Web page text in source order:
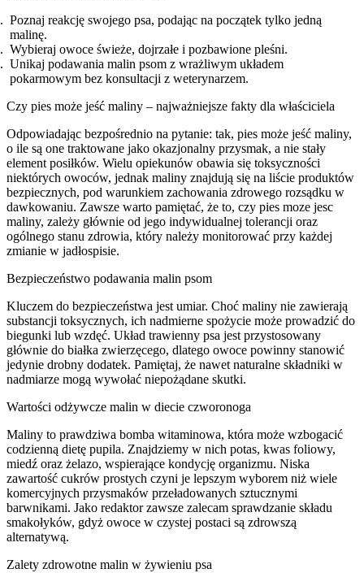
Poznaj reakcję swojego psa, podając na początek tylko jedną
malinę.
Wybieraj owoce świeże, dojrzałe i pozbawione pleśni.
Unikaj podawania malin psom z wrażliwym układem
pokarmowym bez konsultacji z weterynarzem.
Czy pies może jeść maliny – najważniejsze fakty dla właściciela
Odpowiadając bezpośrednio na pytanie: tak, pies może jeść maliny,
o ile są one traktowane jako okazjonalny przysmak, a nie stały
element posiłków. Wielu opiekunów obawia się toksyczności
niektórych owoców, jednak maliny znajdują się na liście produktów
bezpiecznych, pod warunkiem zachowania zdrowego rozsądku w
dawkowaniu. Zawsze warto pamiętać, że to, czy pies moze jesc
maliny, zależy głównie od jego indywidualnej tolerancji oraz
ogólnego stanu zdrowia, który należy monitorować przy każdej
zmianie w jadłospisie.
Bezpieczeństwo podawania malin psom
Kluczem do bezpieczeństwa jest umiar. Choć maliny nie zawierają
substancji toksycznych, ich nadmierne spożycie może prowadzić do
biegunki lub wzdęć. Układ trawienny psa jest przystosowany
głównie do białka zwierzęcego, dlatego owoce powinny stanowić
jedynie drobny dodatek. Pamiętaj, że nawet naturalne składniki w
nadmiarze mogą wywołać niepożądane skutki.
Wartości odżywcze malin w diecie czworonoga
Maliny to prawdziwa bomba witaminowa, która może wzbogacić
codzienną dietę pupila. Znajdziemy w nich potas, kwas foliowy,
miedź oraz żelazo, wspierające kondycję organizmu. Niska
zawartość cukrów prostych czyni je lepszym wyborem niż wiele
komercyjnych przysmaków przeładowanych sztucznymi
barwnikami. Jako redaktor zawsze zalecam sprawdzanie składu
smakołyków, gdyż owoce w czystej postaci są zdrowszą
alternatywą.
Zalety zdrowotne malin w żywieniu psa